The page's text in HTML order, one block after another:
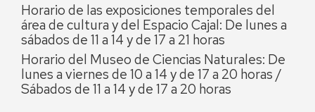
Horario de las exposiciones temporales del
área de cultura y del Espacio Cajal: De lunes a
sábados de 11 a 14 y de 17 a 21 horas
Horario del Museo de Ciencias Naturales: De
lunes a viernes de 10 a 14 y de 17 a 20 horas /
Sábados de 11 a 14 y de 17 a 20 horas